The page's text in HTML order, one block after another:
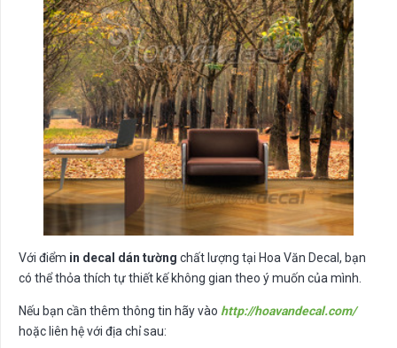
Với điểm in decal dán tường chất lượng tại Hoa Văn Decal, bạn
có thể thỏa thích tự thiết kế không gian theo ý muốn của mình.
Nếu bạn cần thêm thông tin hãy vào http://hoavandecal.com/
hoặc liên hệ với địa chỉ sau: